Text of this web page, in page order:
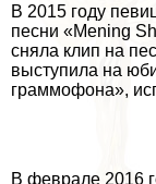
В 2015 году
песни «Mening
сняла клип на
выступила на
граммофона»,
В феврале 2016